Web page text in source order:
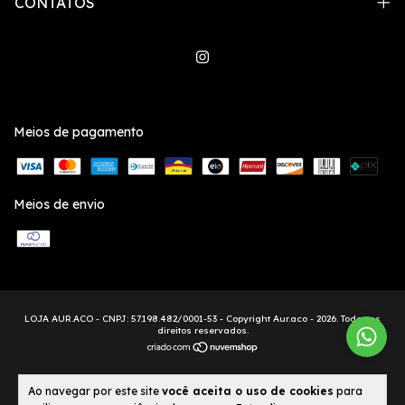
Ao navegar por este site você aceita o uso de cookies para
Meios de pagamento
Meios de envio
Copyright Aur.aco - 2026. Todos os
direitos reservados.